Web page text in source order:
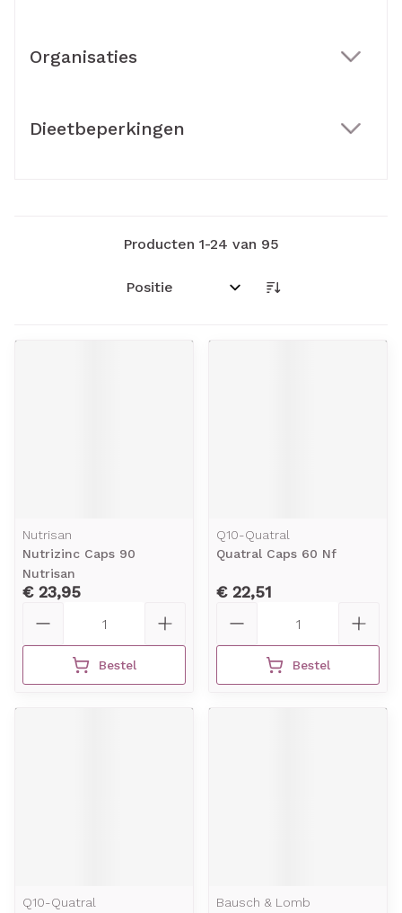
Organisaties
Dieetbeperkingen
Producten 1-24 van 95
Sorteer op:
Nutrisan
Nutrizinc Caps 90
Nutrisan
€ 23,95
Bestel
Q10-Quatral
Quatral Caps 60 Nf
€ 22,51
Bestel
Q10-Quatral
Bausch & Lomb